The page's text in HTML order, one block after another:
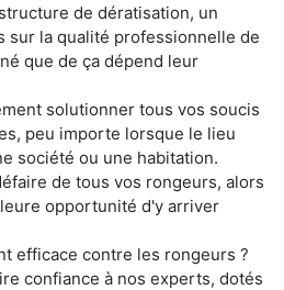
de dératisation, un
sur la qualité professionnelle de
que de ça dépend leur
solutionner tous vos soucis
peu importe lorsque le lieu
société ou une habitation.
de tous vos rongeurs, alors
opportunité d'y arriver
efficace contre les rongeurs ?
confiance à nos experts, dotés